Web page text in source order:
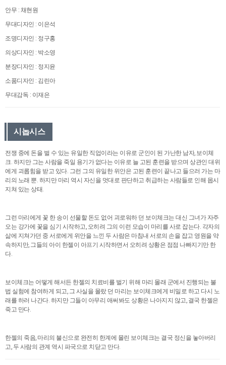
안무 : 채현원
무대디자인 : 이은석
조명디자인 : 정구홍
의상디자인 : 박소영
분장디자인 : 정지윤
소품디자인 : 김린아
무대감독 : 이재은
시놉시스
전쟁 중에 돈을 벌 수 있는 유일한 직업이라는 이유로 군인이 된 가난한 남자, 보이체
크. 하지만 그는 사람을 죽일 용기가 없다는 이유로 늘 고된 훈련을 받으며 상관인 대위
에게 괴롭힘을 받고 있다. 그런 그의 유일한 위안은 고된 훈련이 끝나고 들으러 가는 마
리의 노래 뿐. 하지만 마리 역시 자신을 멋대로 판단하고 취급하는 사람들로 인해 몹시
지쳐 있는 상태.
그런 마리에게 꽃 한 송이 선물할 돈도 없어 괴로워하 던 보이체크는 대신 그녀가 자주
오는 강가에 꽃을 심기 시작하고, 오히려 그의 이런 모습이 마리를 사로 잡는다. 각자의
삶에 지쳐가던 중 서로에게 위안을 느낀 두 사람은 마침내 서로의 손을 잡고 영원을 약
속하지만, 그들의 아이 한젤이 아프기 시작하면서 오히려 상황은 점점 나빠지기만 한
다.
보이체크는 어떻게 해서든 한젤의 치료비를 벌기 위해 마리 몰래 군에서 진행되는 불
법 실험에 참여하게 되고, 그 사실을 몰랐 던 마리는 보이체크에게 비밀로 하고 다시 노
래를 하러 나간다. 하지만 그들이 아무리 애써봐도 상황은 나아지지 않고, 결국 한젤은
죽고 만다.
한젤의 죽음, 마리의 불신으로 완전히 한계에 몰린 보이체크는 결국 정신을 놓아버리
고, 두 사람의 관계 역시 파국으로 치닫고 만다.